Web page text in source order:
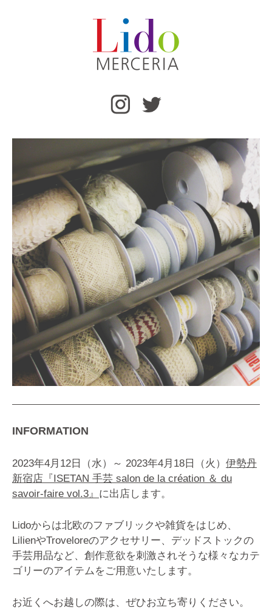
INFORMATION
2023年4月12日（水）～ 2023年4月18日（火） 伊勢丹
新宿店『ISETAN 手芸 salon de la création ＆ du
savoir-faire vol.3』 に出店します。
Lidoからは北欧のファブリックや雑貨をはじめ、
LilienやTroveloreのアクセサリー、デッドストックの
手芸用品など、創作意欲を刺激されそうな様々なカテ
ゴリーのアイテムをご用意いたします。
お近くへお越しの際は、ぜひお立ち寄りください。